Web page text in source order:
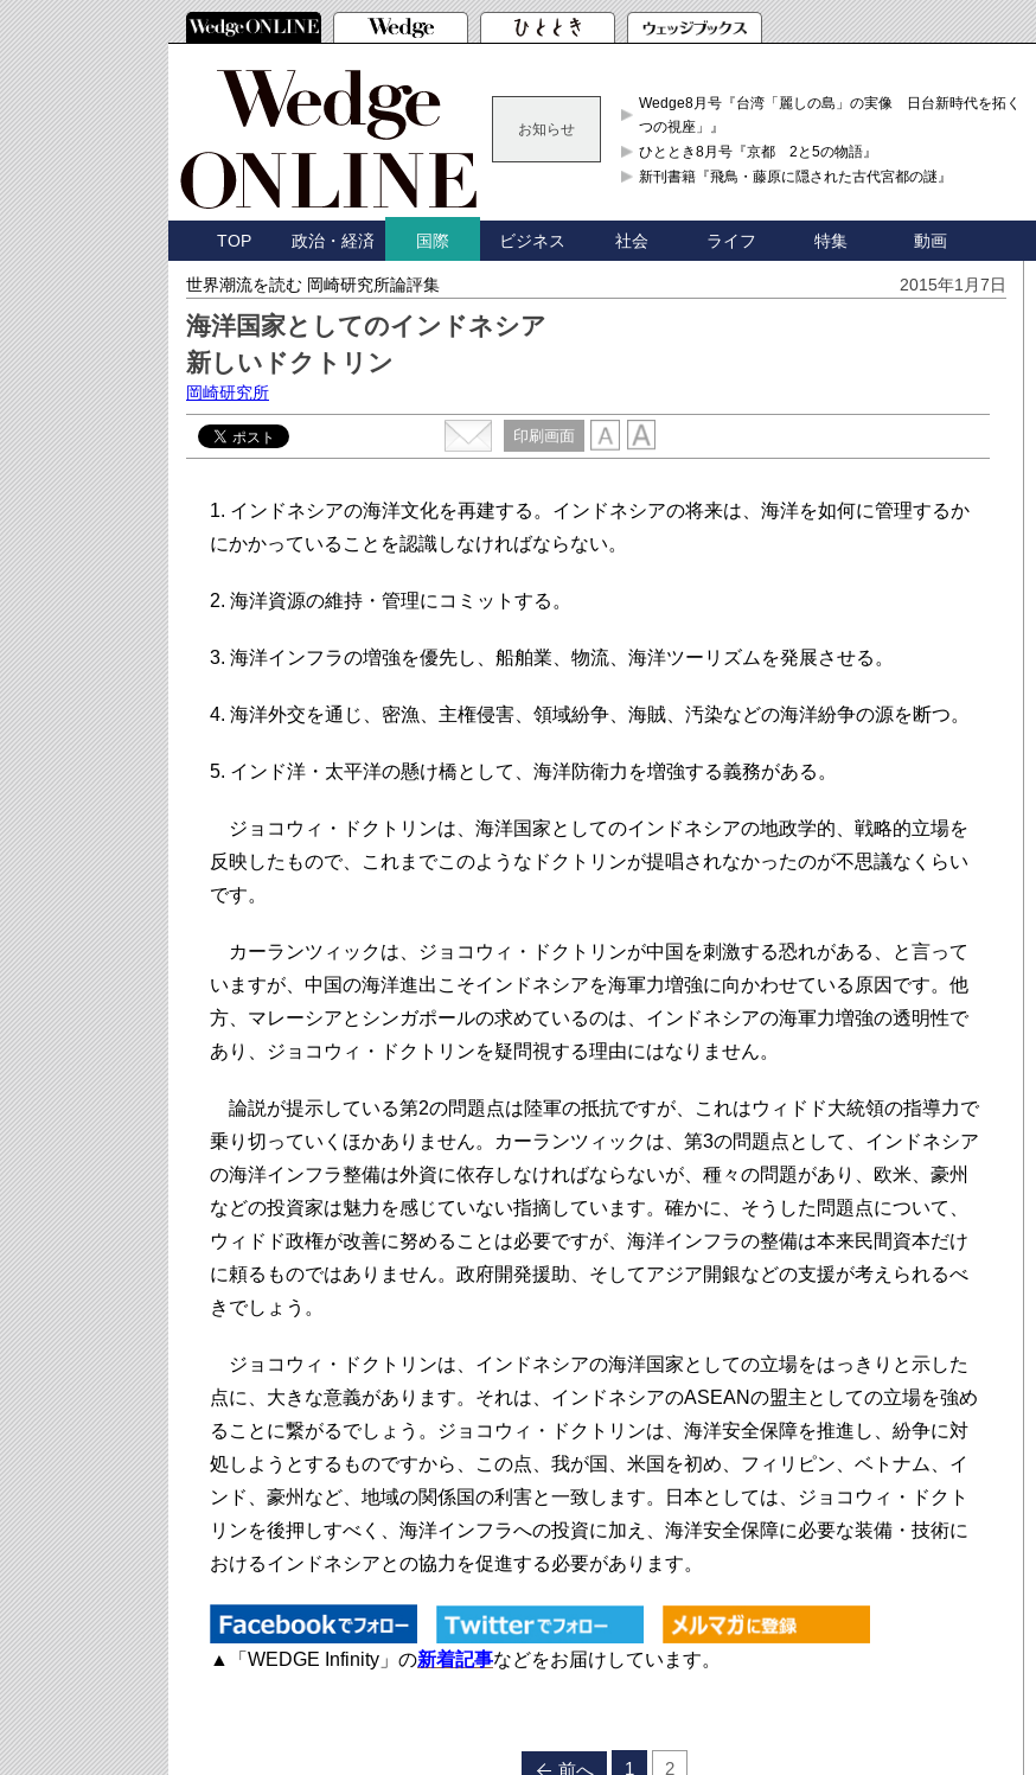
お知らせ
Wedge8月号『台湾「麗しの島」の実像 日台新時代を拓く「3
つの視座」』
ひととき8月号『京都 2と5の物語』
新刊書籍『飛鳥・藤原に隠された古代宮都の謎』
TOP 政治・経済 国際 ビジネス 社会 ライフ 特集 動画
世界潮流を読む 岡崎研究所論評集 2015年1月7日
海洋国家としてのインドネシア
新しいドクトリン
岡崎研究所
印刷画面
1. インドネシアの海洋文化を再建する。インドネシアの将来は、海洋を如何に管理するか
にかかっていることを認識しなければならない。
2. 海洋資源の維持・管理にコミットする。
3. 海洋インフラの増強を優先し、船舶業、物流、海洋ツーリズムを発展させる。
4. 海洋外交を通じ、密漁、主権侵害、領域紛争、海賊、汚染などの海洋紛争の源を断つ。
5. インド洋・太平洋の懸け橋として、海洋防衛力を増強する義務がある。
ジョコウィ・ドクトリンは、海洋国家としてのインドネシアの地政学的、戦略的立場を
反映したもので、これまでこのようなドクトリンが提唱されなかったのが不思議なくらい
です。
カーランツィックは、ジョコウィ・ドクトリンが中国を刺激する恐れがある、と言って
いますが、中国の海洋進出こそインドネシアを海軍力増強に向かわせている原因です。他
方、マレーシアとシンガポールの求めているのは、インドネシアの海軍力増強の透明性で
あり、ジョコウィ・ドクトリンを疑問視する理由にはなりません。
論説が提示している第2の問題点は陸軍の抵抗ですが、これはウィドド大統領の指導力で
乗り切っていくほかありません。カーランツィックは、第3の問題点として、インドネシア
の海洋インフラ整備は外資に依存しなければならないが、種々の問題があり、欧米、豪州
などの投資家は魅力を感じていない指摘しています。確かに、そうした問題点について、
ウィドド政権が改善に努めることは必要ですが、海洋インフラの整備は本来民間資本だけ
に頼るものではありません。政府開発援助、そしてアジア開銀などの支援が考えられるべ
きでしょう。
ジョコウィ・ドクトリンは、インドネシアの海洋国家としての立場をはっきりと示した
点に、大きな意義があります。それは、インドネシアのASEANの盟主としての立場を強め
ることに繋がるでしょう。ジョコウィ・ドクトリンは、海洋安全保障を推進し、紛争に対
処しようとするものですから、この点、我が国、米国を初め、フィリピン、ベトナム、イ
ンド、豪州など、地域の関係国の利害と一致します。日本としては、ジョコウィ・ドクト
リンを後押しすべく、海洋インフラへの投資に加え、海洋安全保障に必要な装備・技術に
おけるインドネシアとの協力を促進する必要があります。
▲「WEDGE Infinity」の新着記事などをお届けしています。
前へ 1 2